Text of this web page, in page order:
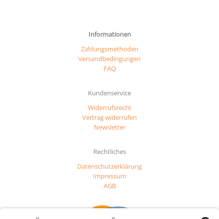
Informationen
Zahlungsmethoden
Versandbedingungen
FAQ
Kundenservice
Widerrufsrecht
Vertrag widerrufen
Newsletter
Rechtliches
Datenschutzerklärung
Impressum
AGB